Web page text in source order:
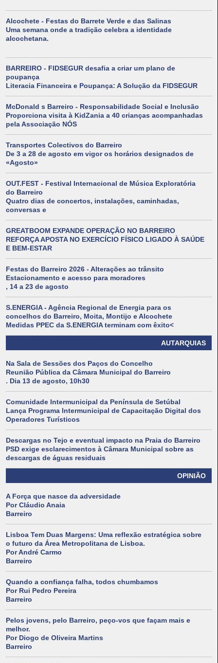
Alcochete - Festas do Barrete Verde e das Salinas
Uma semana onde a tradição celebra a identidade
alcochetana.
BARREIRO - FIDSEGUR desafia a criar um plano de
poupança
Literacia Financeira e Poupança: A Solução da FIDSEGUR
McDonald s Barreiro - Responsabilidade Social e Inclusão
Proporciona visita à KidZania a 40 crianças acompanhadas
pela Associação NÓS
Transportes Colectivos do Barreiro
De 3 a 28 de agosto em vigor os horários designados de
«Agosto»
OUT.FEST - Festival Internacional de Música Exploratória
do Barreiro
Quatro dias de concertos, instalações, caminhadas,
conversas e
GREATBOOM EXPANDE OPERAÇÃO NO BARREIRO
REFORÇA APOSTA NO EXERCÍCIO FÍSICO LIGADO À SAÚDE
E BEM-ESTAR
Festas do Barreiro 2026 - Alterações ao trânsito
Estacionamento e acesso para moradores
, 14 a 23 de agosto
S.ENERGIA - Agência Regional de Energia para os
concelhos do Barreiro, Moita, Montijo e Alcochete
Medidas PPEC da S.ENERGIA terminam com êxito<
AUTARQUIAS
Na Sala de Sessões dos Paços do Concelho
Reunião Pública da Câmara Municipal do Barreiro
. Dia 13 de agosto, 10h30
Comunidade Intermunicipal da Península de Setúbal
Lança Programa Intermunicipal de Capacitação Digital dos
Operadores Turísticos
Descargas no Tejo e eventual impacto na Praia do Barreiro
PSD exige esclarecimentos à Câmara Municipal sobre as
descargas de águas residuais
OPINIÃO
A Força que nasce da adversidade
Por Cláudio Anaia
Barreiro
Lisboa Tem Duas Margens: Uma reflexão estratégica sobre
o futuro da Área Metropolitana de Lisboa.
Por André Carmo
Barreiro
Quando a confiança falha, todos chumbamos
Por Rui Pedro Pereira
Barreiro
Pelos jovens, pelo Barreiro, peço-vos que façam mais e
melhor.
Por Diogo de Oliveira Martins
Barreiro